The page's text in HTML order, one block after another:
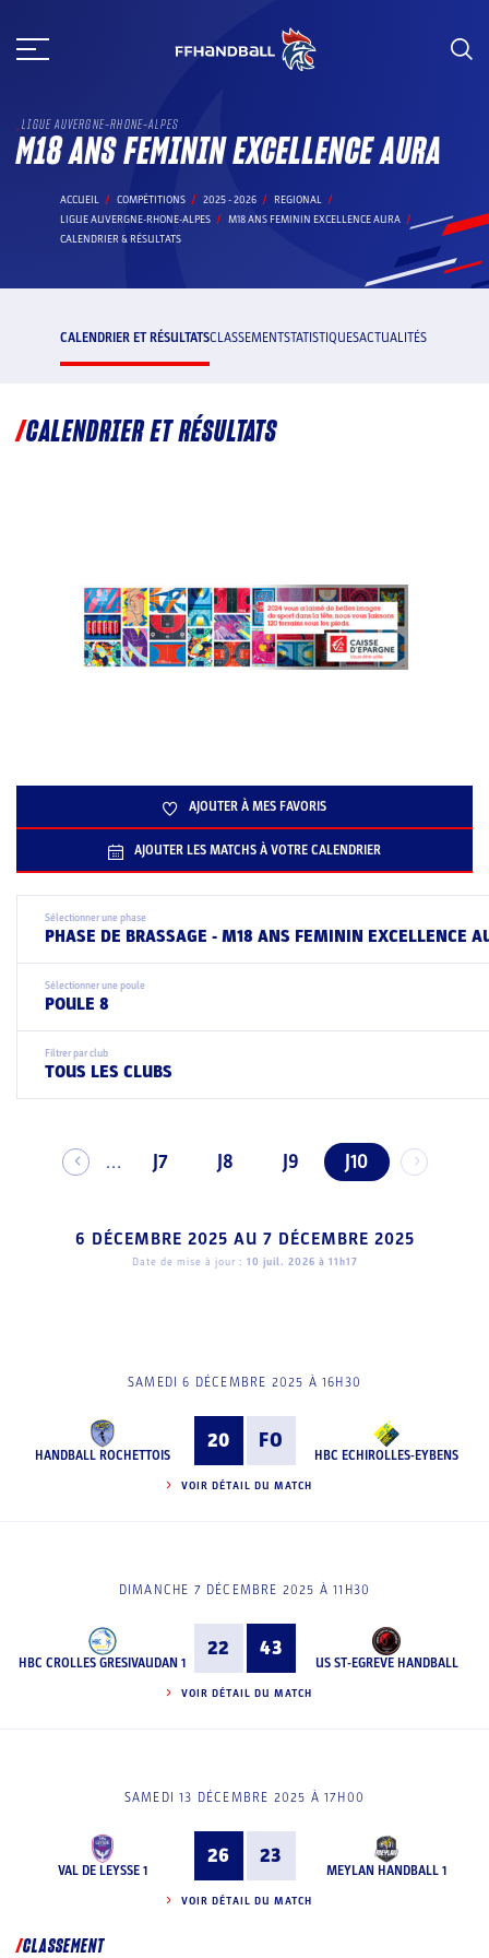
au
LIGUE AUVERGNE-RHONE-ALPES
M18 ANS FEMININ EXCELLENCE AURA
ACCUEIL COMPÉTITIONS 2025 - 2026
REGIONAL
LIGUE AUVERGNE-RHONE-ALPES
M18 ANS FEMININ EXCELLENCE AURA
CALENDRIER & RÉSULTATS
CALENDRIER ET RÉSULTATSCLASSEMENTSTATISTIQUESACTUALITÉS
CALENDRIER ET RÉSULTATS
AJOUTER À MES FAVORIS
AJOUTER LES MATCHS À VOTRE CALENDRIER
Sélectionner une phase
PHASE DE BRASSAGE - M18 ANS FEMININ EXCELLENCE
Sélectionner une poule
POULE 8
Filtrer par club
TOUS LES CLUBS
... J7 J8 J9 J10
6 DÉCEMBRE 2025 AU 7 DÉCEMBRE 2025
Date de mise à jour : 10 juil. 2026 à 11h17
SAMEDI 6 DÉCEMBRE 2025 À 16H30
HANDBALL ROCHETTOIS
20 FO
HBC ECHIROLLES-EYBENS
VOIR DÉTAIL DU MATCH
DIMANCHE 7 DÉCEMBRE 2025 À 11H30
HBC CROLLES GRESIVAUDAN 1
22 43
US ST-EGREVE HANDBALL
VOIR DÉTAIL DU MATCH
SAMEDI 13 DÉCEMBRE 2025 À 17H00
VAL DE LEYSSE 1
26 23
MEYLAN HANDBALL 1
VOIR DÉTAIL DU MATCH
CLASSEMENT